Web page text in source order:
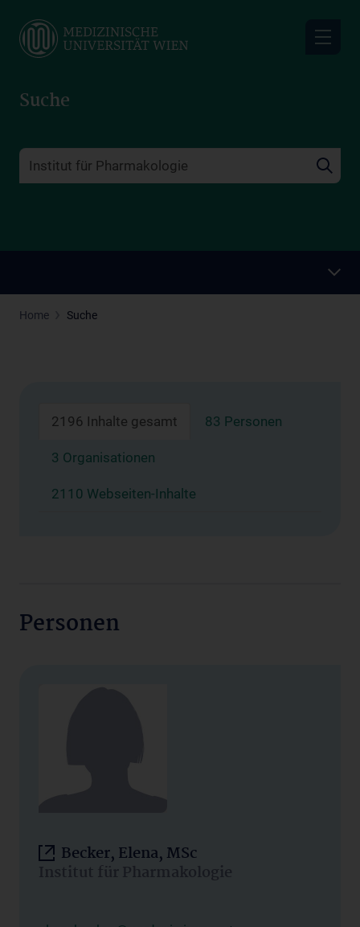
main
Suche
Home Suche
2196 Inhalte gesamt 83 Personen
3 Organisationen
2110 Webseiten-Inhalte
Personen
Becker, Elena, MSc
Institut für Pharmakologie